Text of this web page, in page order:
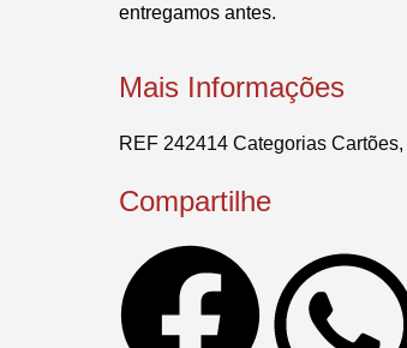
entregamos antes.
Mais Informações
REF 242414 Categorias Cartões,
Compartilhe